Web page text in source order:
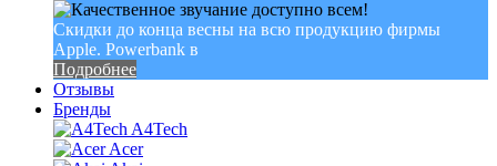
Скидки до конца весны на всю продукцию фирмы
Apple. Powerbank в
Подробнее
Отзывы
Бренды
A4Tech
Acer